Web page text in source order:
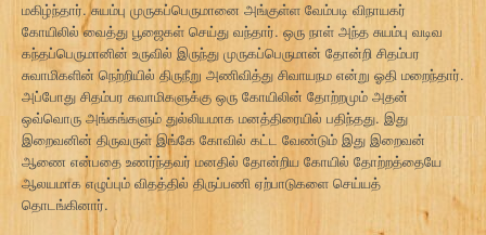
மகிழ்ந்தார். சுயம்பு முருகப்பெருமானை அங்குள்ள வேம்படி விநாயகர்
கோயிலில் வைத்து பூஜைகள் செய்து வந்தார். ஒரு நாள் அந்த சுயம்பு வடிவ
கந்தப்பெருமானின் உருவில் இருந்து முருகப்பெருமான் தோன்றி சிதம்பர
சுவாமிகளின் நெற்றியில் திருநீறு அணிவித்து சிவாயநம என்று ஓதி மறைந்தார்.
அப்போது சிதம்பர சுவாமிகளுக்கு ஒரு கோயிலின் தோற்றமும் அதன்
ஒவ்வொரு அங்கங்களும் துல்லியமாக மனத்திரையில் பதிந்தது. இது
இறைவனின் திருவருள் இங்கே கோவில் கட்ட வேண்டும் இது இறைவன்
ஆணை என்பதை உணர்ந்தவர் மனதில் தோன்றிய கோயில் தோற்றத்தையே
ஆலயமாக எழுப்பும் விதத்தில் திருப்பணி ஏற்பாடுகளை செய்யத்
தொடங்கினார்.